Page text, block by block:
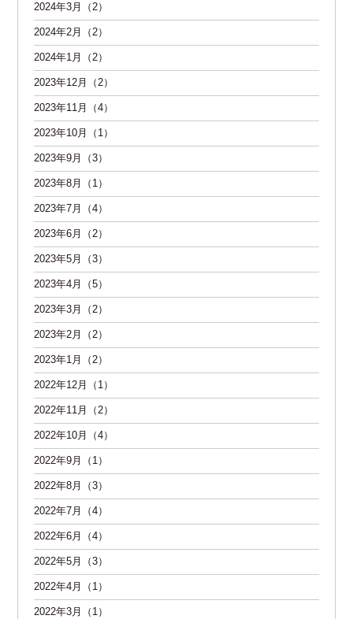
2024年3月（2）
2024年2月（2）
2024年1月（2）
2023年12月（2）
2023年11月（4）
2023年10月（1）
2023年9月（3）
2023年8月（1）
2023年7月（4）
2023年6月（2）
2023年5月（3）
2023年4月（5）
2023年3月（2）
2023年2月（2）
2023年1月（2）
2022年12月（1）
2022年11月（2）
2022年10月（4）
2022年9月（1）
2022年8月（3）
2022年7月（4）
2022年6月（4）
2022年5月（3）
2022年4月（1）
2022年3月（1）